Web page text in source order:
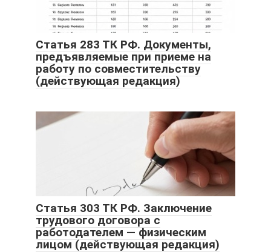
Статья 283 ТК РФ. Документы,
предъявляемые при приеме на
работу по совместительству
(действующая редакция)
Статья 303 ТК РФ. Заключение
трудового договора с
работодателем — физическим
лицом (действующая редакция)